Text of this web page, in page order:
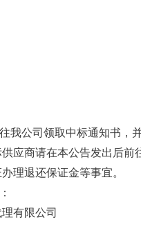
我公司领取中标通知书，
应商请在本公告发出后
理退还保证金等事宜。
有限公司